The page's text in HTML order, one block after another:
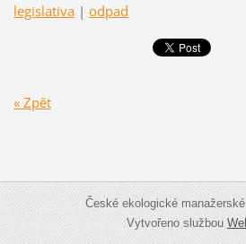
legislativa | odpad
« Zpět
České ekologické
Vytvořeno službou